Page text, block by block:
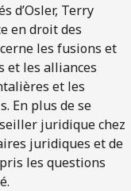
d’Osler, Terry
en droit des
les fusions et
et les alliances
et les
En plus de se
juridique chez
juridiques et de
les questions